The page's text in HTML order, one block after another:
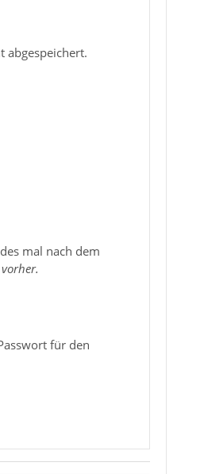
abgespeichert.
mal nach dem
für den